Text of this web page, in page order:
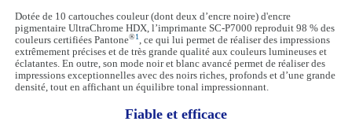
Dotée de 10 cartouches couleur (dont deux d’encre noire) d'encre
pigmentaire UltraChrome HDX, l’imprimante SC-P7000 reproduit 98 % des
couleurs certifiées Pantone®1, ce qui lui permet de réaliser des impressions
extrêmement précises et de très grande qualité aux couleurs lumineuses et
éclatantes. En outre, son mode noir et blanc avancé permet de réaliser des
impressions exceptionnelles avec des noirs riches, profonds et d’une grande
densité, tout en affichant un équilibre tonal impressionnant.
Fiable et efficace